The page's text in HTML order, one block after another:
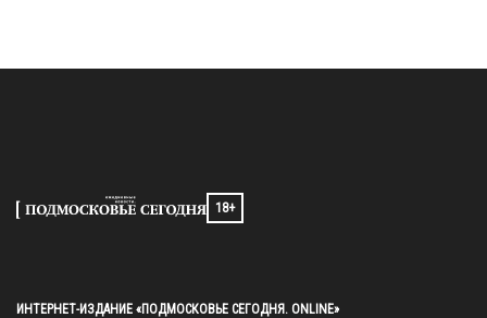
18+
ИНТЕРНЕТ-ИЗДАНИЕ «ПОДМОСКОВЬЕ СЕГОДНЯ. ONLINE»